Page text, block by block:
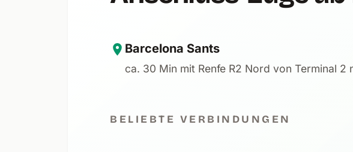
Barcelona Sants
ca. 30 Min mit Renfe R2 Nord von Terminal 2
BELIEBTE VERBINDUNGEN